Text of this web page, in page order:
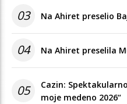
03 Na Ahiret preselio
04 Na Ahiret preselila
05
Cazin:
moje medeno 2026“